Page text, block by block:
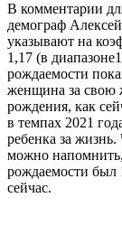
В комментарии
демограф
указывают на
1,17 (в
рождаемости
женщина за свою
рождения, как
в темпах 2021
ребенка за
можно
рождаемости был
сейчас.